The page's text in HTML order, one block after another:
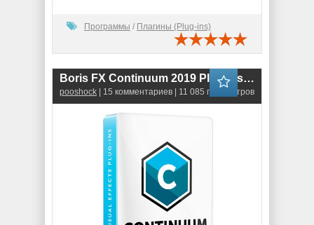
Программы / Плагины (Plug-ins)
Boris FX Continuum 2019 Plug-ins for Adobe (v.12.0.3.4169)
pooshock | 15 комментариев | 11 085 просмотров